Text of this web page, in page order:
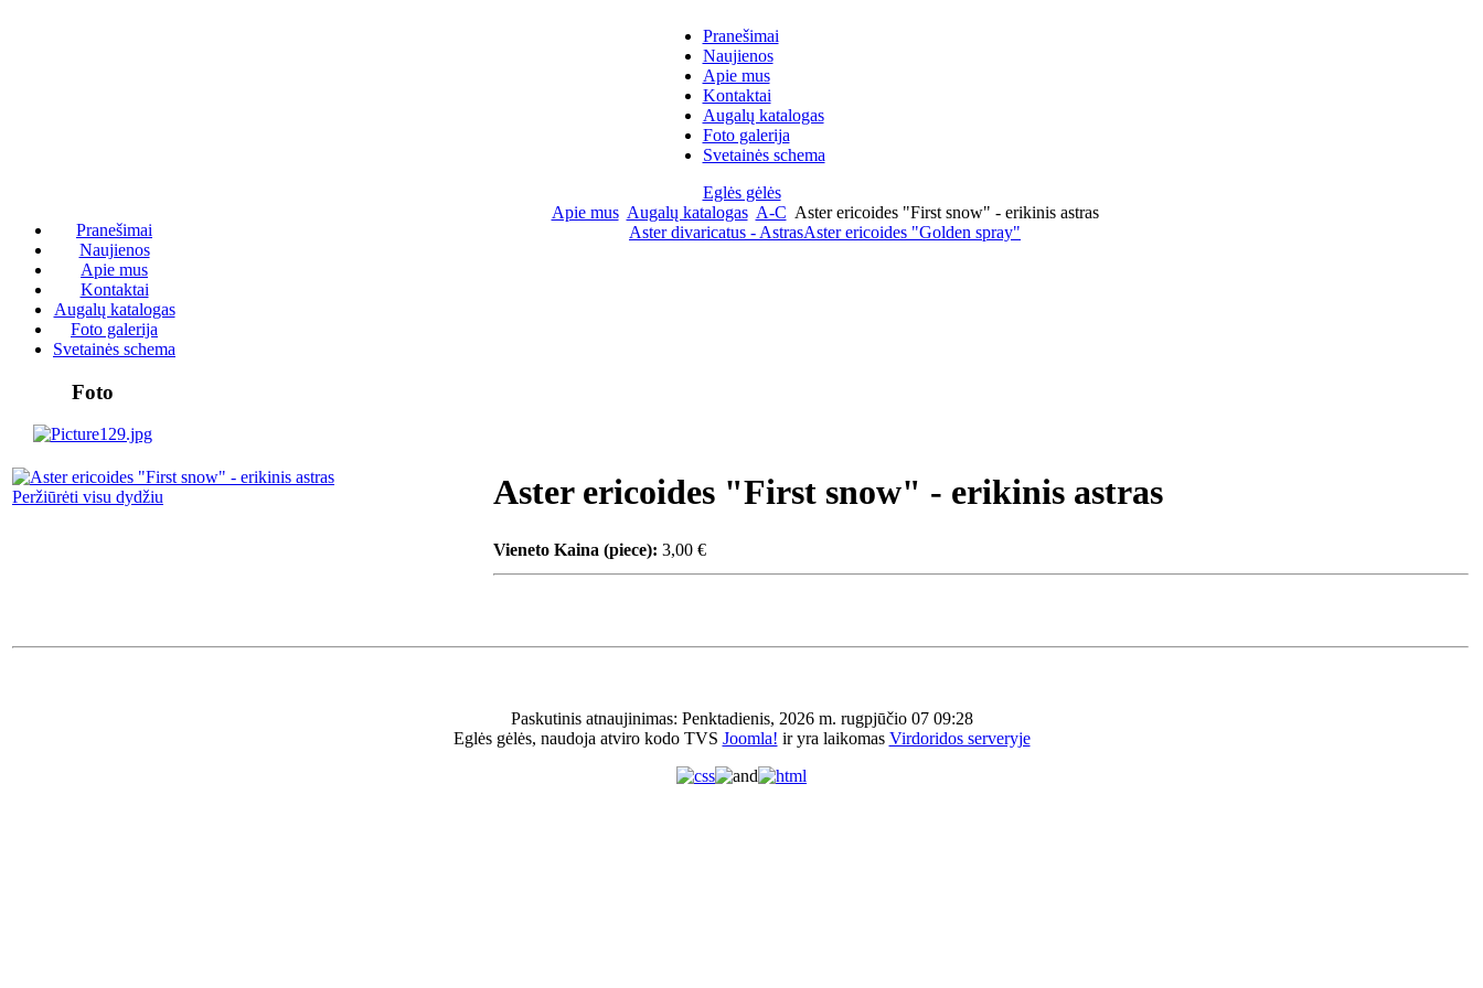
Pranešimai
Naujienos
Apie mus
Kontaktai
Augalų katalogas
Foto galerija
Svetainės schema
Eglės gėlės
Pranešimai
Naujienos
Apie mus
Kontaktai
Augalų katalogas
Foto galerija
Svetainės schema
Foto
Apie mus Augalų katalogas A-C Aster ericoides "First snow" - erikinis astras
Aster divaricatus - AstrasAster ericoides "Golden spray"
Peržiūrėti visu dydžiu Aster ericoides "First snow" - erikinis astras
Vieneto Kaina (piece): 3,00 €
Paskutinis atnaujinimas: Penktadienis, 2026 m. rugpjūčio 07 09:28
Eglės gėlės, naudoja atviro kodo TVS Joomla! ir yra laikomas Virdoridos serveryje